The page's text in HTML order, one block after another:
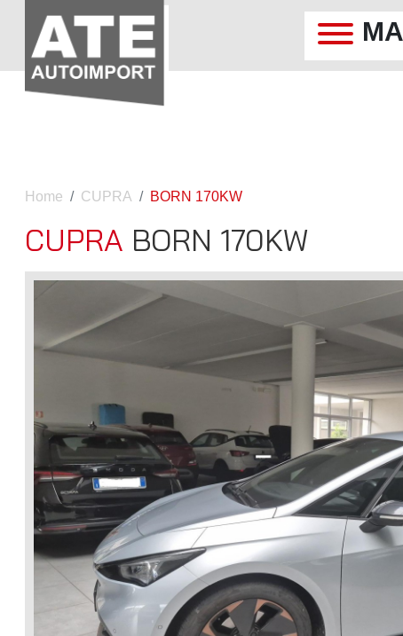
Home CUPRA BORN 170KW
CUPRA BORN 170KW